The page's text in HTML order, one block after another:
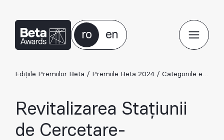
ro en
Edițiile Premiilor Beta / Premiile Beta 2024 / Categoriile ediției 2024
Revitalizarea Stațiunii
de Cercetare-